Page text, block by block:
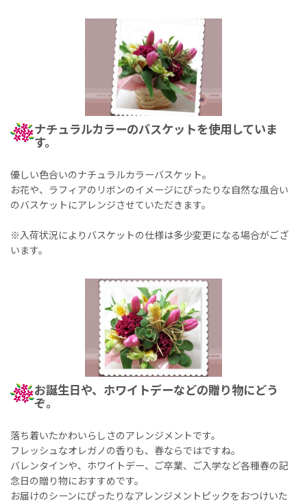
ナチュラルカラーのバスケットを使用していま
す。
優しい色合いのナチュラルカラーバスケット。
お花や、ラフィアのリボンのイメージにぴったりな自然な風合い
のバスケットにアレンジさせていただきます。
※入荷状況によりバスケットの仕様は多少変更になる場合がござ
います。
お誕生日や、ホワイトデーなどの贈り物にどう
ぞ。
落ち着いたかわいらしさのアレンジメントです。
フレッシュなオレガノの香りも、春ならではですね。
バレンタインや、ホワイトデー、ご卒業、ご入学など各種春の記
念日の贈り物におすすめです。
お届けのシーンにぴったりなアレンジメントピックをおつけいた